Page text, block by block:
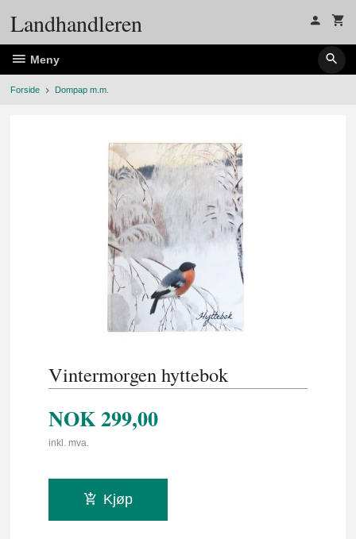
Landhandleren
Meny
Forside Dompap m.m.
Vintermorgen hyttebok
NOK299,00
inkl. mva.
Kjøp